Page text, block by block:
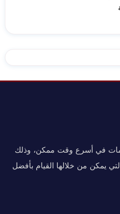
في أسرع وقت ممكن، وذلك
يمكن من خلالها القيام بأفضل